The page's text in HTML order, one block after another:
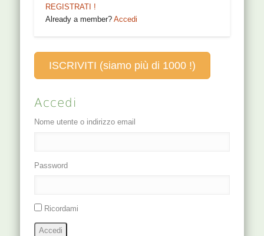
REGISTRATI !
Already a member?Accedi
ISCRIVITI (siamo più di 1000 !)
Accedi
Nome utente o indirizzo email
Password
Ricordami
Accedi